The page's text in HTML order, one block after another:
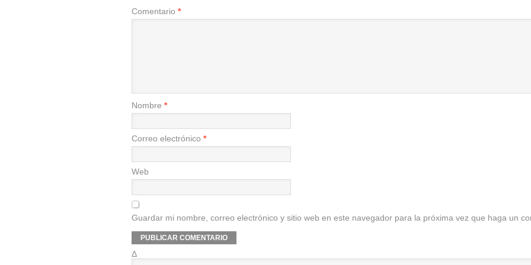
Comentario *
Nombre *
Correo electrónico *
Web
Guardar mi nombre, correo electrónico y sitio web en este navegador para la próxima vez que haga un
Δ